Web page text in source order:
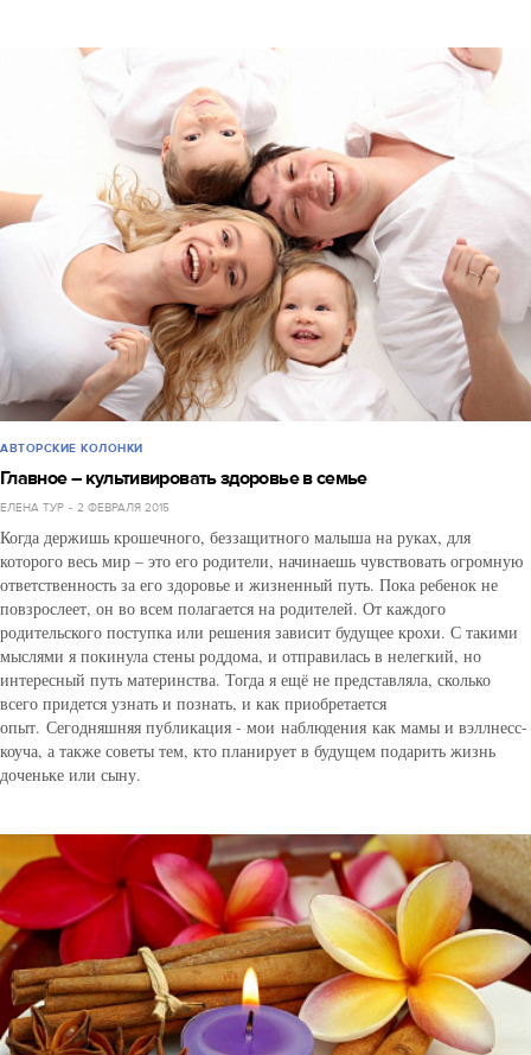
АВТОРСКИЕ КОЛОНКИ
Главное – культивировать здоровье в семье
ЕЛЕНА ТУР 2 ФЕВРАЛЯ 2015
Когда держишь крошечного, беззащитного малыша на руках, для
которого весь мир – это его родители, начинаешь чувствовать огромную
ответственность за его здоровье и жизненный путь. Пока ребенок не
повзрослеет, он во всем полагается на родителей. От каждого
родительского поступка или решения зависит будущее крохи. С такими
мыслями я покинула стены роддома, и отправилась в нелегкий, но
интересный путь материнства. Тогда я ещё не представляла, сколько
всего придется узнать и познать, и как приобретается
опыт. Сегодняшняя публикация - мои наблюдения как мамы и вэллнесс-
коуча, а также советы тем, кто планирует в будущем подарить жизнь
доченьке или сыну.